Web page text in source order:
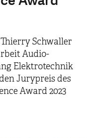
Schwaller
Audio-
Elektrotechnik
Jurypreis des
Award 2023